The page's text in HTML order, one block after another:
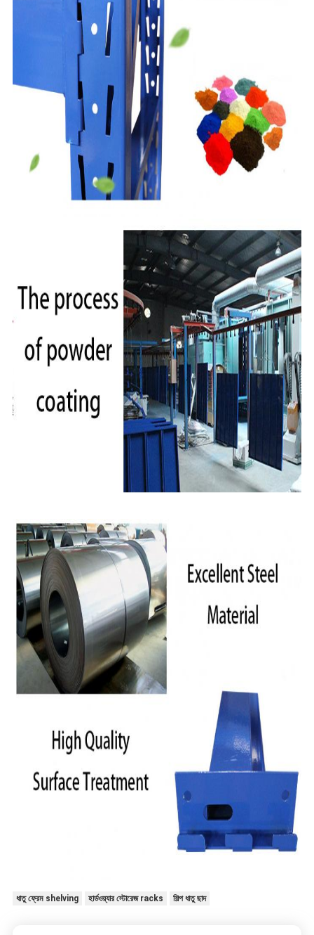
ধাতু ফ্রেম shelving হার্ডওয়্যার স্টোরেজ racks শিল্প ধাতু ছাদ